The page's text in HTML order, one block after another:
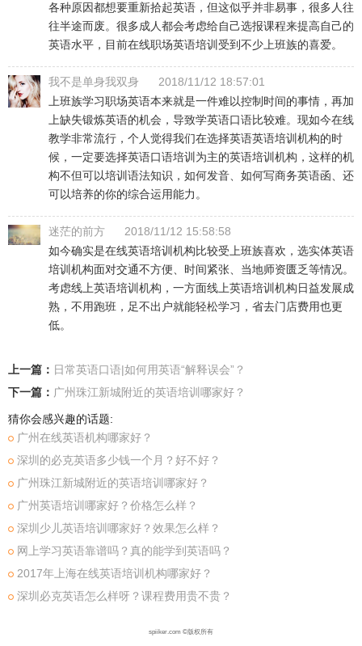
各种原因都想要重新拾起英语，但这似乎并非易事，很多人往
往半途而废。很多成人都会考虑给自己选报课程来提高自己的
英语水平，目前在线职场英语培训受到不少上班族的喜爱。
我不是单身我双身
2018/11/12 18:57:01
上班族学习职场英语本来就是一件难以控制时间的事情，再加
上缺失锻炼英语的机会，导致学英语口语比较难。现如今在线
教学非常流行，个人觉得我们在选择英语英语培训机构的时
候，一定要选择英语口语培训为主的英语培训机构，这样的机
构不但可以培训语法知识，如何发音、如何写商务英语函、还
可以培养的你的综合运用能力。
迷茫的前方
2018/11/12 15:58:58
如今确实是在线英语培训机构比较受上班族喜欢，选实体英语
培训机构面对交通不方便、时间紧张、当地师资匮乏等情况。
考虑线上英语培训机构，一方面线上英语培训机构日益发展成
熟，不用跑班，足不出户就能轻松学习，省去门店费用也更
低。
上一篇： 日常英语口语|如何用英语“解释误会”？
下一篇： 广州珠江新城附近的英语培训哪家好？
猜你会感兴趣的话题:
广州在线英语机构哪家好？
深圳的必克英语多少钱一个月？好不好？
广州珠江新城附近的英语培训哪家好？
广州英语培训哪家好？价格怎么样？
深圳少儿英语培训哪家好？效果怎么样？
网上学习英语靠谱吗？真的能学到英语吗？
2017年上海在线英语培训机构哪家好？
深圳必克英语怎么样呀？课程费用贵不贵？
spiiker.com ©版权所有